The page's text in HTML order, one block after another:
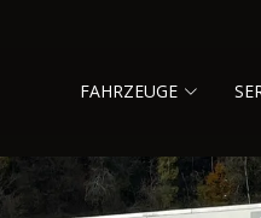
FAHRZEUGE